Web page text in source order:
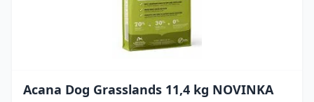
Acana Dog Grasslands 11,4 kg NOVINKA